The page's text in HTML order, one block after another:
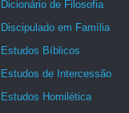
Dicionário de Filosofia
Discipulado em Família
Estudos Bíblicos
Estudos de Intercessão
Estudos Homilética